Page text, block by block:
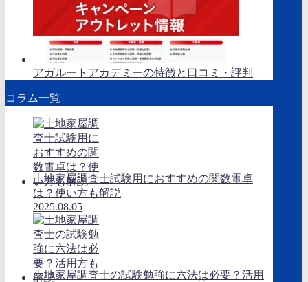
アガルートアカデミーの特徴と口コミ・評判
コラム一覧
土地家屋調査士試験用におすすめの関数電卓
は？使い方も解説
2025.08.05
土地家屋調査士の試験勉強に六法は必要？活用